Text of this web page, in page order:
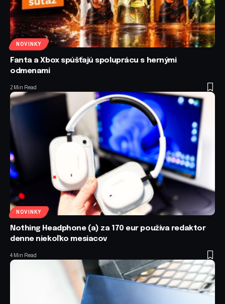
NOVINKY
Fanta a Xbox spúšťajú spoluprácu s hernými
odmenami
2 Min Read
NOVINKY
Nothing Headphone (a) za 170 eur používa redaktor
denne niekoľko mesiacov
4 Min Read